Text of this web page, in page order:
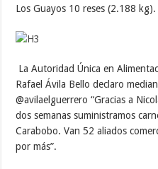
Los Guayos 10 reses (2.188 kg).
La Autoridad Única en
Rafael Ávila Bello declaro
@avilaelguerrero “Gracias a
dos semanas suministramos
Carabobo. Van 52 aliados
por más”.